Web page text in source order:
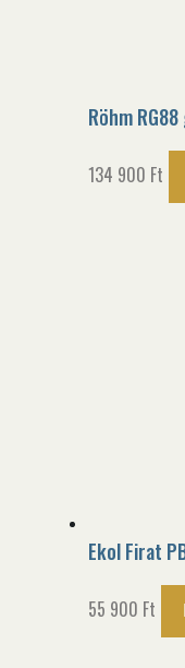
Röhm
134 900 Ft
Ekol Firat
55 900 Ft